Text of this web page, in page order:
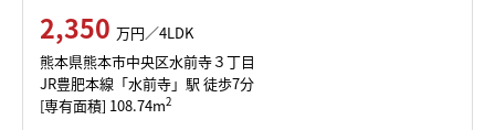
2,350 万円／4LDK
熊本県熊本市中央区水前寺３丁目
JR豊肥本線「水前寺」駅 徒歩7分
[専有面積] 108.74m2